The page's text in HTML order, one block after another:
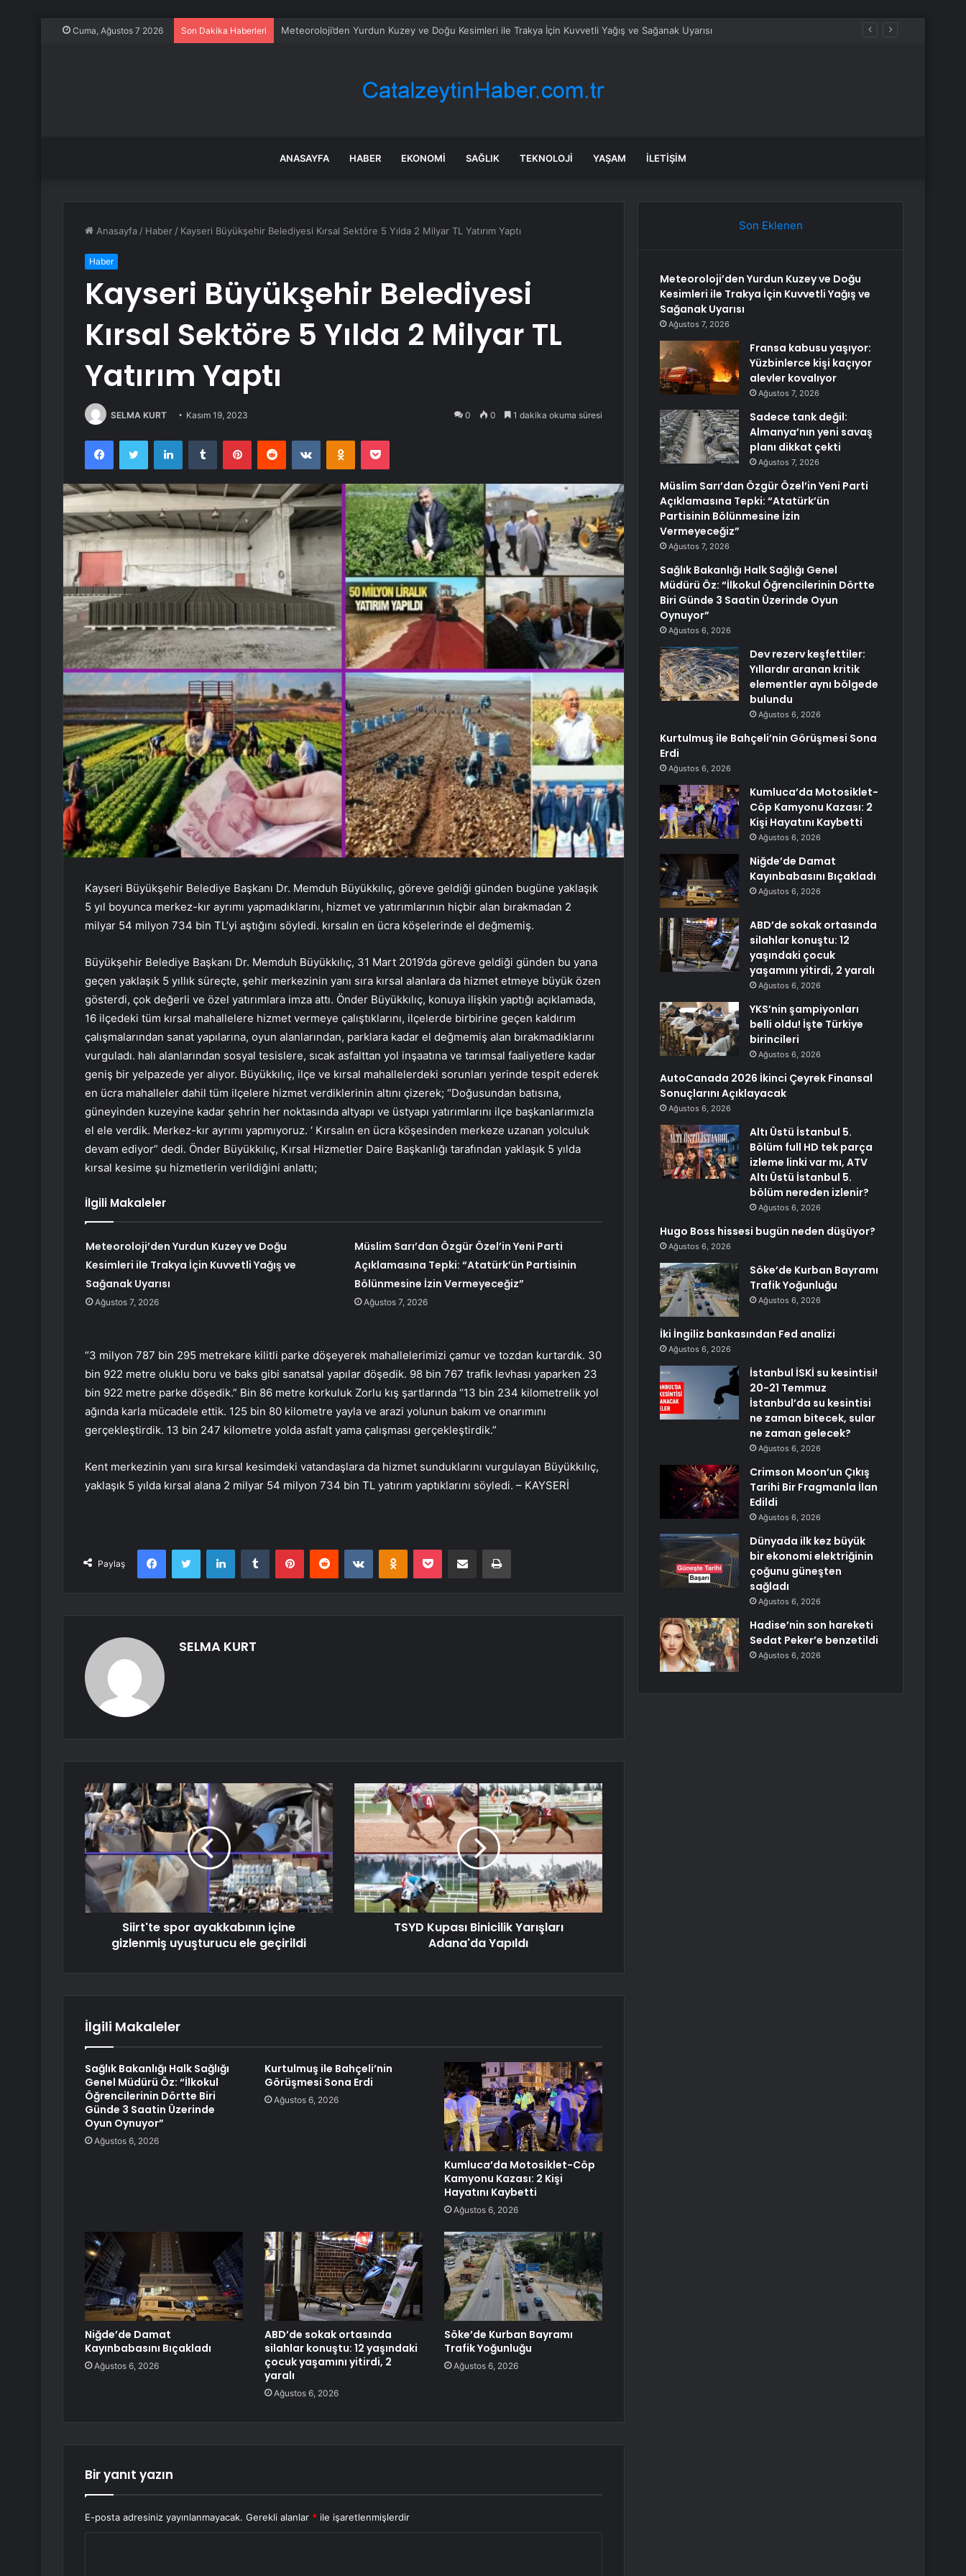
Cuma, Ağustos 7 2026 Son Dakika Haberleri Fransa kabusu yaşıyor: Yüzbinlerce kişi kaçıyor alevler kovalıyor
ANASAYFA HABER EKONOMI SAĞLIK TEKNOLOJI YAŞAM İLETIŞIM
Anasayfa / Haber / Kayseri Büyükşehir Belediyesi Kırsal Sektöre 5 Yılda 2 Milyar TL Yatırım Yaptı
Haber
Kayseri Büyükşehir Belediyesi
Kırsal Sektöre 5 Yılda 2 Milyar TL
Yatırım Yaptı
SELMA KURT Kasım 19, 2023 0 0 1 dakika okuma süresi
FacebookTwitter LinkedInTumblr PinterestReddit VKontakteOdnoklassniki
Pocket
Kayseri Büyükşehir Belediye Başkanı Dr. Memduh Büyükkılıç, göreve geldiği günden bugüne yaklaşık
5 yıl boyunca merkez-kır ayrımı yapmadıklarını, hizmet ve yatırımlarının hiçbir alan bırakmadan 2
milyar 54 milyon 734 bin TL’yi aştığını söyledi. kırsalın en ücra köşelerinde el değmemiş.
Büyükşehir Belediye Başkanı Dr. Memduh Büyükkılıç, 31 Mart 2019’da göreve geldiği günden bu yana
geçen yaklaşık 5 yıllık süreçte, şehir merkezinin yanı sıra kırsal alanlara da hizmet etmeye büyük özen
gösterdi, çok değerli ve özel yatırımlara imza attı. Önder Büyükkılıç, konuya ilişkin yaptığı açıklamada,
16 ilçedeki tüm kırsal mahallelere hizmet vermeye çalıştıklarını, ilçelerde birbirine geçen kaldırım
çalışmalarından sanat yapılarına, oyun alanlarından, parklara kadar el değmemiş alan bırakmadıklarını
vurguladı. halı alanlarından sosyal tesislere, sıcak asfalttan yol inşaatına ve tarımsal faaliyetlere kadar
geniş bir yelpazede yer alıyor. Büyükkılıç, ilçe ve kırsal mahallelerdeki sorunları yerinde tespit ederek
en ücra mahalleler dahil tüm ilçelere hizmet verdiklerinin altını çizerek; “Doğusundan batısına,
güneyinden kuzeyine kadar şehrin her noktasında altyapı ve üstyapı yatırımlarını ilçe başkanlarımızla
el ele verdik. Merkez-kır ayrımı yapmıyoruz. ‘ Kırsalın en ücra köşesinden merkeze uzanan yolculuk
devam ediyor” dedi. Önder Büyükkılıç, Kırsal Hizmetler Daire Başkanlığı tarafından yaklaşık 5 yılda
kırsal kesime şu hizmetlerin verildiğini anlattı;
İlgili Makaleler
Meteoroloji’den Yurdun Kuzey ve Doğu
Kesimleri ile Trakya İçin Kuvvetli Yağış ve
Sağanak Uyarısı
Ağustos 7, 2026
Müslim Sarı’dan Özgür Özel’in Yeni Parti
Açıklamasına Tepki: “Atatürk’ün Partisinin
Bölünmesine İzin Vermeyeceğiz”
Ağustos 7, 2026
“3 milyon 787 bin 295 metrekare kilitli parke döşeyerek mahallelerimizi çamur ve tozdan kurtardık. 30
bin 922 metre oluklu boru ve baks gibi sanatsal yapılar döşedik. 98 bin 767 trafik levhası yaparken 23
bin 922 metre parke döşedik.” Bin 86 metre korkuluk Zorlu kış şartlarında “13 bin 234 kilometrelik yol
ağında karla mücadele ettik. 125 bin 80 kilometre yayla ve arazi yolunun bakım ve onarımını
gerçekleştirdik. 13 bin 247 kilometre yolda asfalt yama çalışması gerçekleştirdik.”
Kent merkezinin yanı sıra kırsal kesimdeki vatandaşlara da hizmet sunduklarını vurgulayan Büyükkılıç,
yaklaşık 5 yılda kırsal alana 2 milyar 54 milyon 734 bin TL yatırım yaptıklarını söyledi. – KAYSERİ
Paylaş
FacebookTwitter LinkedInTumblr PinterestReddit VKontakteOdnoklassniki
Pocket E-Posta ile paylaş Yazdır
SELMA KURT
Siirt'te spor ayakkabının içine
gizlenmiş uyuşturucu ele geçirildi
TSYD Kupası Binicilik Yarışları
Adana'da Yapıldı
İlgili Makaleler
Sağlık Bakanlığı Halk Sağlığı
Genel Müdürü Öz: “İlkokul
Öğrencilerinin Dörtte Biri
Günde 3 Saatin Üzerinde
Oyun Oynuyor”
Ağustos 6, 2026
Kurtulmuş ile Bahçeli’nin
Görüşmesi Sona Erdi
Ağustos 6, 2026
Kumluca’da Motosiklet-Cöp
Kamyonu Kazası: 2 Kişi
Hayatını Kaybetti
Ağustos 6, 2026
Niğde’de Damat
Kayınbabasını Bıçakladı
Ağustos 6, 2026
ABD’de sokak ortasında
silahlar konuştu: 12 yaşındaki
çocuk yaşamını yitirdi, 2
yaralı
Ağustos 6, 2026
Söke’de Kurban Bayramı
Trafik Yoğunluğu
Ağustos 6, 2026
Bir yanıt yazın
E-posta adresiniz yayınlanmayacak. Gerekli alanlar * ile işaretlenmişlerdir
Son Eklenen
Meteoroloji’den Yurdun Kuzey ve Doğu
Kesimleri ile Trakya İçin Kuvvetli Yağış ve
Sağanak Uyarısı
Ağustos 7, 2026
Fransa kabusu yaşıyor:
Yüzbinlerce kişi kaçıyor
alevler kovalıyor
Ağustos 7, 2026
Sadece tank değil:
Almanya’nın yeni savaş
planı dikkat çekti
Ağustos 7, 2026
Müslim Sarı’dan Özgür Özel’in Yeni Parti
Açıklamasına Tepki: “Atatürk’ün
Partisinin Bölünmesine İzin
Vermeyeceğiz”
Ağustos 7, 2026
Sağlık Bakanlığı Halk Sağlığı Genel
Müdürü Öz: “İlkokul Öğrencilerinin Dörtte
Biri Günde 3 Saatin Üzerinde Oyun
Oynuyor”
Ağustos 6, 2026
Dev rezerv keşfettiler:
Yıllardır aranan kritik
elementler aynı bölgede
bulundu
Ağustos 6, 2026
Kurtulmuş ile Bahçeli’nin Görüşmesi Sona
Erdi
Ağustos 6, 2026
Kumluca’da Motosiklet-
Cöp Kamyonu Kazası: 2
Kişi Hayatını Kaybetti
Ağustos 6, 2026
Niğde’de Damat
Kayınbabasını Bıçakladı
Ağustos 6, 2026
ABD’de sokak ortasında
silahlar konuştu: 12
yaşındaki çocuk
yaşamını yitirdi, 2 yaralı
Ağustos 6, 2026
YKS’nin şampiyonları
belli oldu! İşte Türkiye
birincileri
Ağustos 6, 2026
AutoCanada 2026 İkinci Çeyrek Finansal
Sonuçlarını Açıklayacak
Ağustos 6, 2026
Altı Üstü İstanbul 5.
Bölüm full HD tek parça
izleme linki var mı, ATV
Altı Üstü İstanbul 5.
bölüm nereden izlenir?
Ağustos 6, 2026
Hugo Boss hissesi bugün neden düşüyor?
Ağustos 6, 2026
Söke’de Kurban Bayramı
Trafik Yoğunluğu
Ağustos 6, 2026
İki İngiliz bankasından Fed analizi
Ağustos 6, 2026
İstanbul İSKİ su kesintisi!
20-21 Temmuz
İstanbul’da su kesintisi
ne zaman bitecek, sular
ne zaman gelecek?
Ağustos 6, 2026
Crimson Moon’un Çıkış
Tarihi Bir Fragmanla İlan
Edildi
Ağustos 6, 2026
Dünyada ilk kez büyük
bir ekonomi elektriğinin
çoğunu güneşten
sağladı
Ağustos 6, 2026
Hadise’nin son hareketi
Sedat Peker’e benzetildi
Ağustos 6, 2026